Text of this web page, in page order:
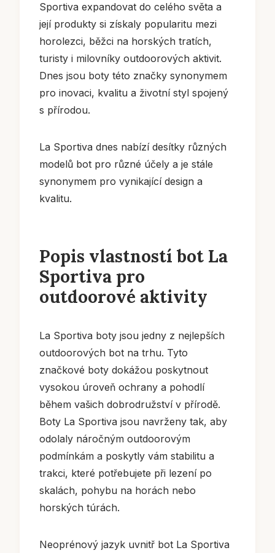
Sportiva expandovat do celého světa a
její produkty si získaly popularitu mezi
horolezci, běžci na horských tratích,
turisty i milovníky outdoorových aktivit.
Dnes jsou boty této značky synonymem
pro inovaci, kvalitu a životní styl spojený
s přírodou.
La Sportiva dnes nabízí desítky různých
modelů bot pro různé účely a je stále
synonymem pro vynikající design a
kvalitu.
Popis vlastností bot La
Sportiva pro
outdoorové aktivity
La Sportiva boty jsou jedny z nejlepších
outdoorových bot na trhu. Tyto
značkové boty dokážou poskytnout
vysokou úroveň ochrany a pohodlí
během vašich dobrodružství v přírodě.
Boty La Sportiva jsou navrženy tak, aby
odolaly náročným outdoorovým
podmínkám a poskytly vám stabilitu a
trakci, které potřebujete při lezení po
skalách, pohybu na horách nebo
horských túrách.
Neoprénový jazyk uvnitř bot La Sportiva